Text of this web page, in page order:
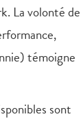
La volonté de
témoigne
sont